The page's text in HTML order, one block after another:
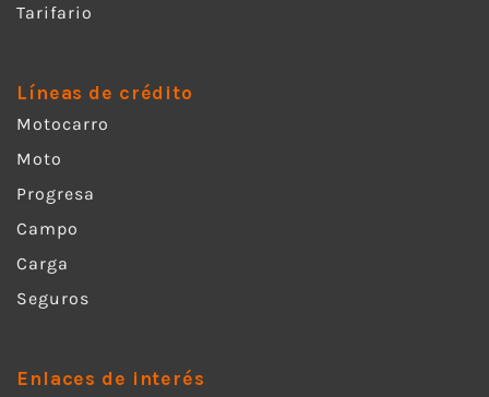
Tarifario
Líneas de crédito
Motocarro
Moto
Progresa
Campo
Carga
Seguros
Enlaces de interés